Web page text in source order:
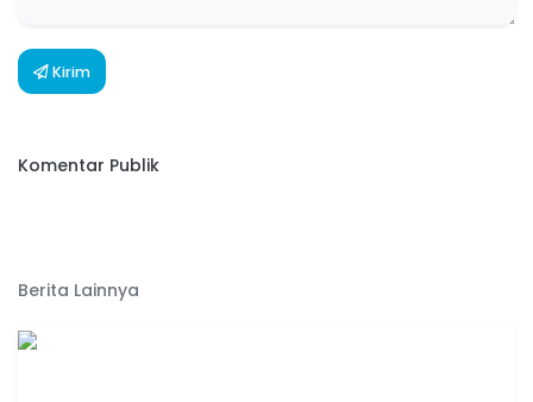
Kirim
Komentar Publik
Berita Lainnya